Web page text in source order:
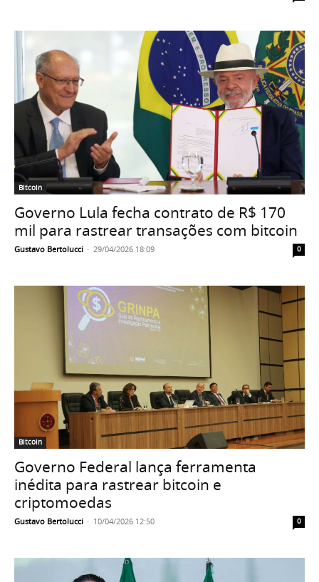
Bitcoin
Governo Lula fecha contrato de R$ 170
mil para rastrear transações com bitcoin
Gustavo Bertolucci - 29/04/2026 18:09 0
Bitcoin
Governo Federal lança ferramenta
inédita para rastrear bitcoin e
criptomoedas
Gustavo Bertolucci - 10/04/2026 12:50 0